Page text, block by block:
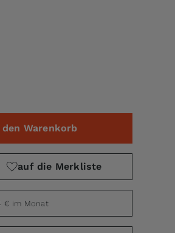
Warenkorb
auf die Merkliste
€ im Monat